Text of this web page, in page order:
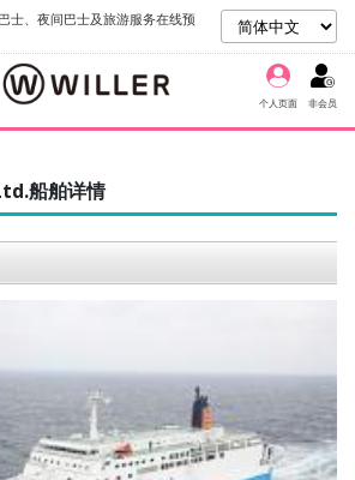
士、夜间巴士及旅游服务在线预
个人页面 非会员
船舶详情